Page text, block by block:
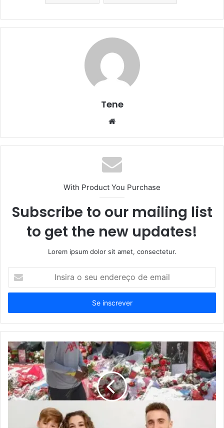
Tene
Website
With Product You Purchase
Subscribe to our mailing list
to get the new updates!
Lorem ipsum dolor sit amet, consectetur.
seu
de
email